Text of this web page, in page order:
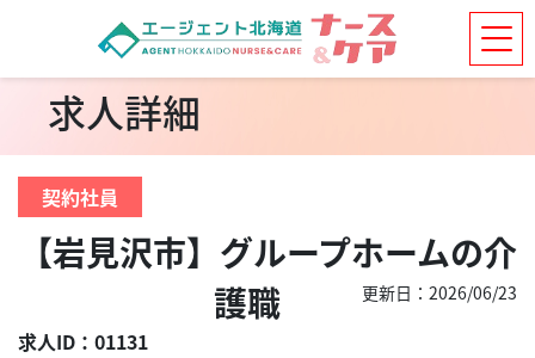
求人詳細
契約社員
【岩見沢市】グループホームの介
護職
求人ID：01131
更新日：2026/06/23